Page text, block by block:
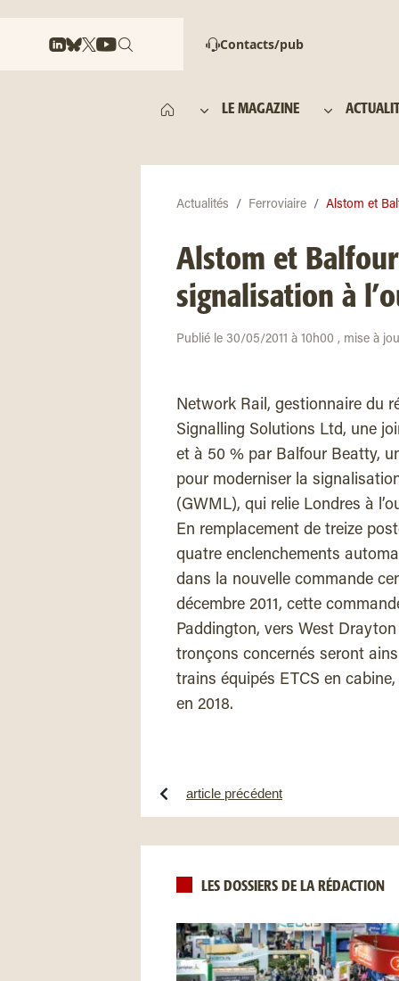
Contacts/pub
LE MAGAZINE
Actualités Ferroviaire Alstom et
Alstom et
signalisation à
Publié le 30/05/2011 à 10h00 , mise à
Network Rail, gestionnaire du
Signalling Solutions Ltd, une
et à 50 % par Balfour Beatty,
pour moderniser la
(GWML), qui relie Londres à
En remplacement de treize
quatre enclenchements
dans la nouvelle commande
décembre 2011, cette
Paddington, vers West Drayton
tronçons concernés seront
trains équipés ETCS en
en 2018.
article précédent
LES DOSSIERS DE LA RÉDACTION